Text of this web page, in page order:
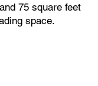
75 square feet
space.